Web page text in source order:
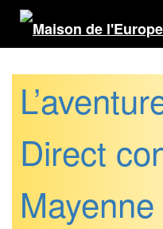
Direct
Mayenne